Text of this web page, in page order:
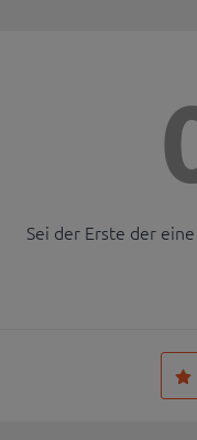
Sei der Erste der